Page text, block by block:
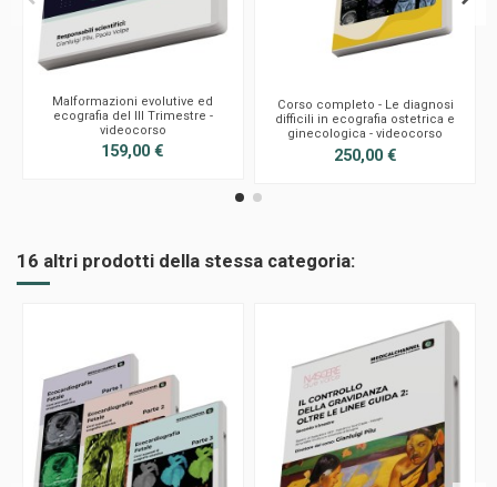
Malformazioni evolutive ed
ecografia del III Trimestre -
videocorso
159,00 €
Corso completo - Le diagnosi
difficili in ecografia ostetrica e
ginecologica - videocorso
250,00 €
16 altri prodotti della stessa categoria: